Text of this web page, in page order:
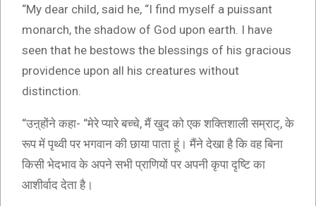
“My dear child, said he, “I find myself a puissant
monarch, the shadow of God upon earth. I have
seen that he bestows the blessings of his gracious
providence upon all his creatures without
distinction.
“उऩ्होंने कहा- “मेरे प्यारे बच्चे, मैं खुद को एक शक्तिशाली सम्राट्, के
रूप में पृथ्वी पर भगवान की छाया पाता हूं। मैंने देखा है कि वह बिना
किसी भेदभाव के अपने सभी प्राणियों पर अपनी कृपा दृष्टि का
आशीर्वाद देता है।